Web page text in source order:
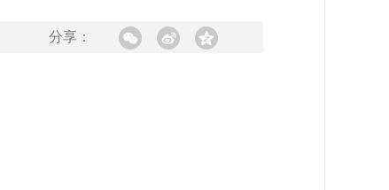
分享：